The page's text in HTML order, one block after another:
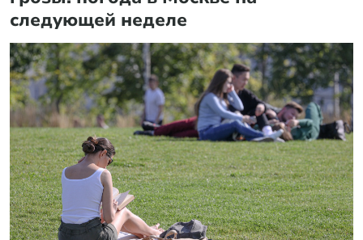
следующей неделе